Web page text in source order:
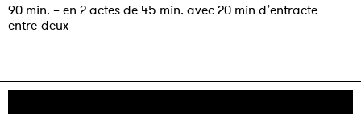
90 min. – en 2 actes de 45 min. avec 20 min d’entracte
entre-deux